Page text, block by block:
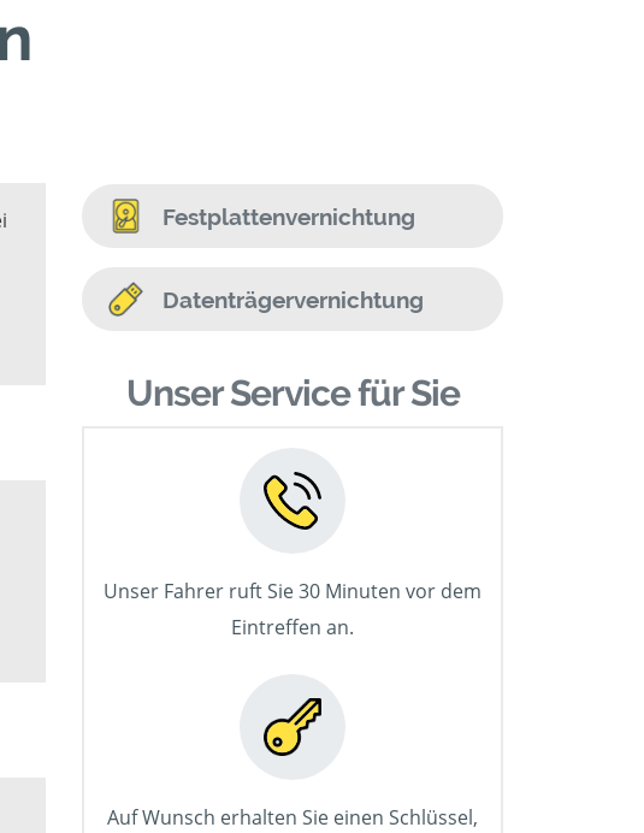
Festplattenvernichtung
Datenträgervernichtung
Unser Service für Sie
Unser Fahrer ruft Sie 30 Minuten vor dem
Eintreffen an.
Auf Wunsch erhalten Sie einen Schlüssel,